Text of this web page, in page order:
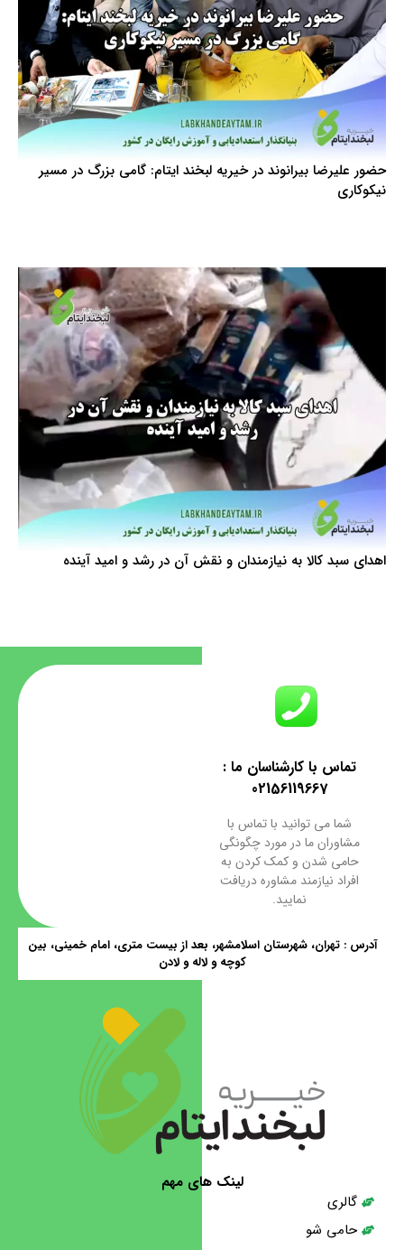
حضور علیرضا بیرانوند در خیریه لبخند ایتام: گامی بزرگ در مسیر
نیکوکاری
اهدای سبد کالا به نیازمندان و نقش آن در رشد و امید آینده
تماس با کارشناسان ما :
02156119667
شما می توانید با تماس با
مشاوران ما در مورد چگونگی
حامی شدن و کمک کردن به
افراد نیازمند مشاوره دریافت
نمایید.
آدرس : تهران، شهرستان اسلامشهر، بعد از بیست متری، امام خمینی، بین
کوچه و لاله و لادن
لینک های مهم
گالری
حامی شو